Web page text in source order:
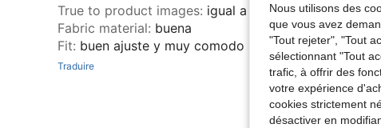
True to product images: igual a la foto
Fabric material: buena
Fit: buen ajuste y muy comodo
Traduire
Nous utilisons des
que vous avez
"Tout rejeter", "Tout
sélectionnant "Tout
trafic, à offrir des
votre expérience
cookies strictement
désactiver en